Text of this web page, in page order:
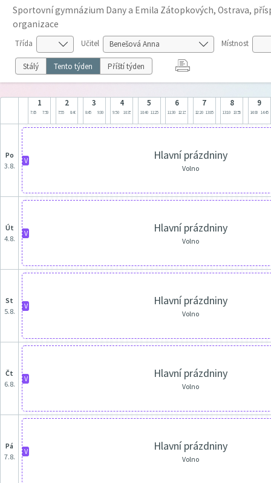
Sportovní gymnázium Dany a Emila Zátopkových, Ostrava,
organizace
Třída Učitel Místnost
Stálý Tento týden Příští týden
1
7:05 7:50
2
7:55 8:40
3
8:45 9:30
4
9:50 10:35
5
10:40 11:25
6
11:30 12:15
7
12:20 13:05
8
13:10 13:55
9
14:00 14:45
po
3.8.
V Hlavní prázdniny
Volno
út
4.8.
V Hlavní prázdniny
Volno
st
5.8.
V Hlavní prázdniny
Volno
čt
6.8.
V Hlavní prázdniny
Volno
pá
7.8.
V Hlavní prázdniny
Volno